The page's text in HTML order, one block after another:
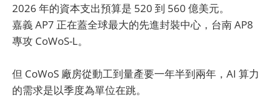
2026 年的資本支出預算是 520 到 560 億美元。
嘉義 AP7 正在蓋全球最大的先進封裝中心，台南 AP8
專攻 CoWoS-L。
但 CoWoS 廠房從動工到量產要一年半到兩年，AI 算力
的需求是以季度為單位在跳。